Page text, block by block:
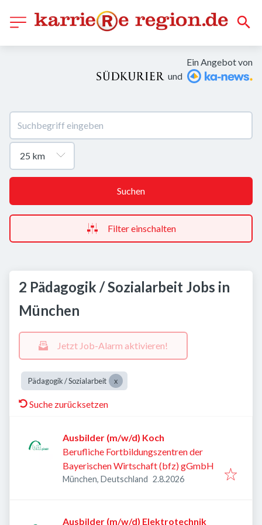
Ein Angebot von
und
Suchen
Filter einschalten
2 Pädagogik / Sozialarbeit Jobs in
München
Jetzt Job-Alarm aktivieren!
Pädagogik / Sozialarbeit
Suche zurücksetzen
Ausbilder (m/w/d) Koch
Berufliche Fortbildungszentren der
Bayerischen Wirtschaft (bfz) gGmbH
München, Deutschland Veröffentlicht
2.8.2026
Ausbilder (m/w/d) Elektrotechnik